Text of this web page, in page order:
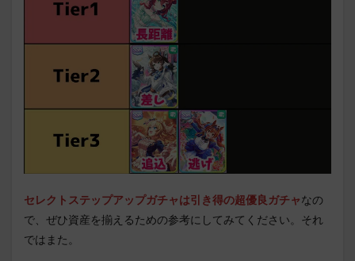
セレクトステップアップガチャは引き得の超優良ガチャなの
で、ぜひ資産を揃えるための参考にしてみてください。それ
ではまた。